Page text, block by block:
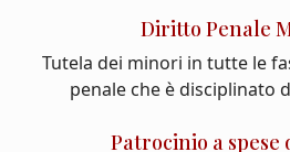
Diritto Penale
Tutela dei minori in tutte le
penale che è disciplinato
Patrocinio a spese